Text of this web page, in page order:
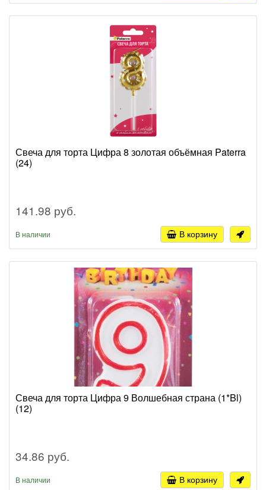
Свеча для торта Цифра 8 золотая объёмная Paterra
(24)
141.98 руб.
В наличии В корзину
Свеча для торта Цифра 9 Волшебная страна (1*Bl)
(12)
34.86 руб.
В наличии В корзину